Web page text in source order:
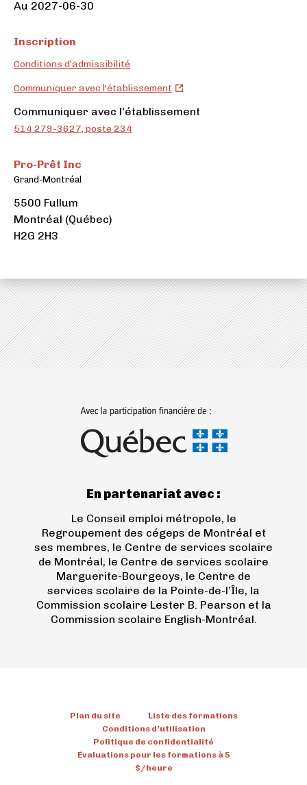
Au 2027-06-30
Inscription
Conditions d’admissibilité
Communiquer avec l'établissement Pro-
Communiquer avec l'établissement
514 279-3627, poste 234
Pro-Prêt Inc
Grand-Montréal
5500 Fullum
Montréal (Québec)
H2G 2H3
En partenariat avec :
Le Conseil emploi métropole, le
Regroupement des cégeps de Montréal et
ses membres, le Centre de services scolaire
de Montréal, le Centre de services scolaire
Marguerite-Bourgeoys, le Centre de
services scolaire de la Pointe-de-l’Île, la
Commission scolaire Lester B. Pearson et la
Commission scolaire English-Montréal.
Plan du site
Liste des formations
Conditions d’utilisation
Politique de confidentialité
Évaluations pour les formations à 5
$/heure